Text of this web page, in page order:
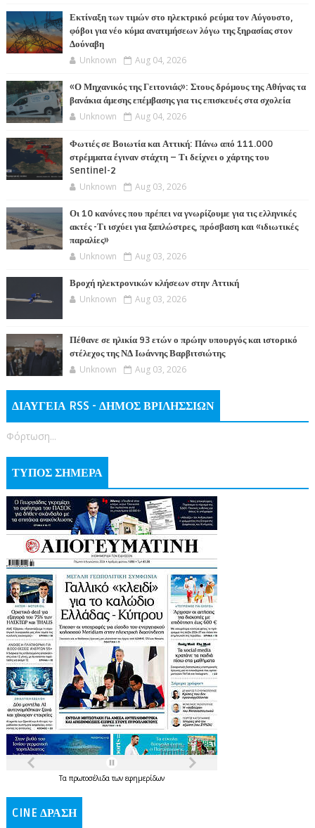
Εκτίναξη των τιμών στο ηλεκτρικό ρεύμα τον Αύγουστο,
φόβοι για νέο κύμα ανατιμήσεων λόγω της ξηρασίας στον
Δούναβη
Unknown Aug 04, 2026
«Ο Μηχανικός της Γειτονιάς»: Στους δρόμους της Αθήνας τα
βανάκια άμεσης επέμβασης για τις επισκευές στα σχολεία
Unknown Aug 04, 2026
Φωτιές σε Βοιωτία και Αττική: Πάνω από 111.000
στρέμματα έγιναν στάχτη – Τι δείχνει ο χάρτης του
Sentinel-2
Unknown Aug 03, 2026
Οι 10 κανόνες που πρέπει να γνωρίζουμε για τις ελληνικές
ακτές -Τι ισχύει για ξαπλώστρες, πρόσβαση και «ιδιωτικές
παραλίες»
Unknown Aug 03, 2026
Βροχή ηλεκτρονικών κλήσεων στην Αττική
Unknown Aug 03, 2026
Πέθανε σε ηλικία 93 ετών ο πρώην υπουργός και ιστορικό
στέλεχος της ΝΔ Ιωάννης Βαρβιτσιώτης
Unknown Aug 03, 2026
ΔΙΑΥΓΕΙΑ RSS - ΔΗΜΟΣ ΒΡΙΛΗΣΣΙΩΝ
Φόρτωση...
ΤΥΠΟΣ ΣΗΜΕΡΑ
Τα πρωτοσέλιδατων εφημερίδων
CINE ΔΡΑΣΗ